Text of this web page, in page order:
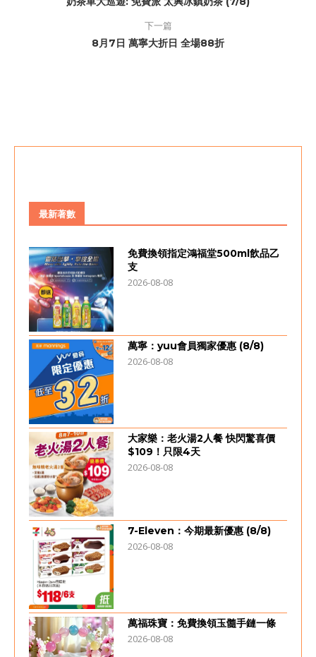
下一篇
8月7日 萬寧大折日 全場88折
最新著數
免費換領指定鴻福堂500ml飲品乙
支
2026-08-08
萬寧：yuu會員獨家優惠 (8/8)
2026-08-08
大家樂：老火湯2人餐 快閃驚喜價
$109！只限4天
2026-08-08
7-Eleven：今期最新優惠 (8/8)
2026-08-08
萬福珠寶：免費換領玉髓手鏈一條
2026-08-08